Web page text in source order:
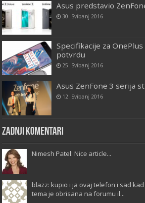
Asus predstavio
30. Svibanj 2016
Specifikacije za
potvrdu
25. Svibanj 2016
Asus ZenFone 3 serija
12. Svibanj 2016
Zadnji komentari
Nimesh Patel: Nice article...
blazz: kupio i ja ovaj telefon i sad
tema je obrisana na forumu il...